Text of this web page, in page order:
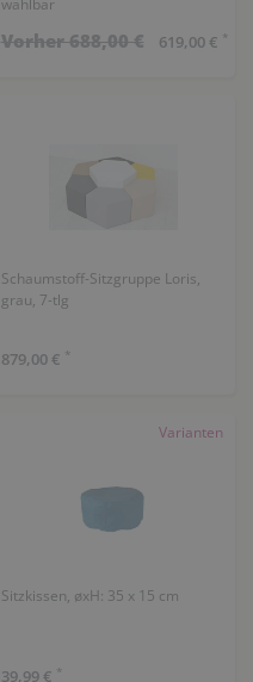
Vorher 688,00 € 619,00 € *
Schaumstoff-Sitzgruppe Loris,
grau, 7-tlg
879,00 € *
Varianten
Sitzkissen, øxH: 35 x 15 cm
39,99 € *